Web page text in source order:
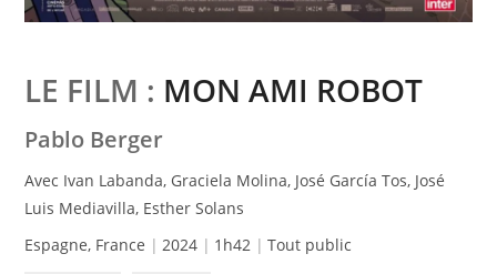
LE FILM : MON AMI ROBOT
Pablo Berger
Avec Ivan Labanda, Graciela Molina, José García Tos, José
Luis Mediavilla, Esther Solans
Espagne, France
2024 1h42 Tout public